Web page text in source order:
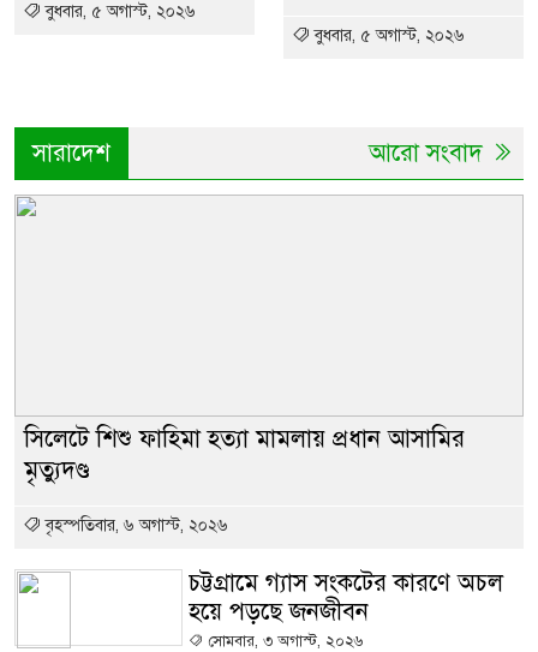
বুধবার, ৫ অগাস্ট, ২০২৬
বুধবার, ৫ অগাস্ট, ২০২৬
সারাদেশ আরো সংবাদ
সিলেটে শিশু ফাহিমা হত্যা মামলায় প্রধান আসামির
মৃত্যুদণ্ড
বৃহস্পতিবার, ৬ অগাস্ট, ২০২৬
চট্টগ্রামে গ্যাস সংকটের কারণে অচল
হয়ে পড়ছে জনজীবন
সোমবার, ৩ অগাস্ট, ২০২৬